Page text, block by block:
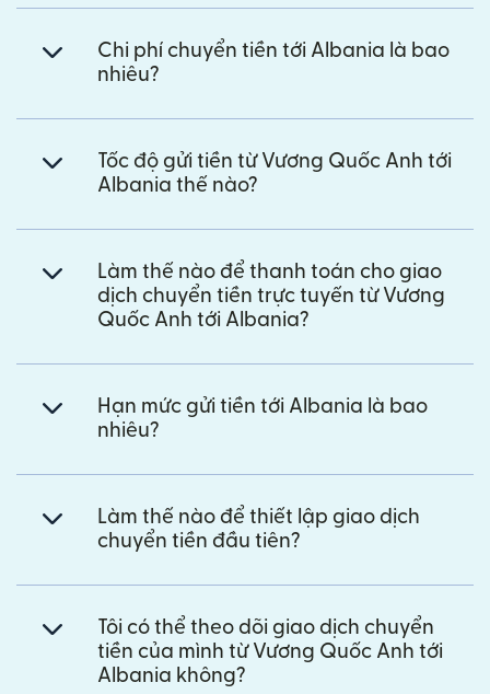
Chi phí chuyển tiền tới Albania là bao
nhiêu?
Tốc độ gửi tiền từ Vương Quốc Anh tới
Albania thế nào?
Làm thế nào để thanh toán cho giao
dịch chuyển tiền trực tuyến từ Vương
Quốc Anh tới Albania?
Hạn mức gửi tiền tới Albania là bao
nhiêu?
Làm thế nào để thiết lập giao dịch
chuyển tiền đầu tiên?
Tôi có thể theo dõi giao dịch chuyển
tiền của mình từ Vương Quốc Anh tới
Albania không?